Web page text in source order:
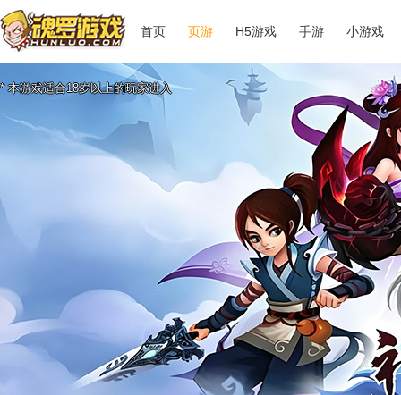
首页 页游 H5游戏 手游 小游戏
* 本游戏适合18岁以上的玩家进入